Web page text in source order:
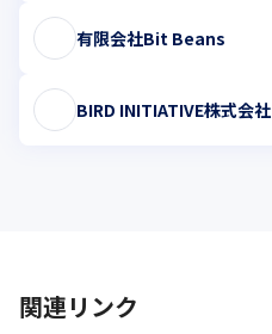
有限会社Bit Beans
BIRD INITIATIVE株式会社
関連リンク